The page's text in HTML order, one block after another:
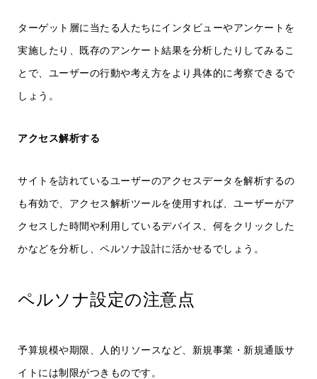
ターゲット層に当たる人たちにインタビューやアンケートを
実施したり、既存のアンケート結果を分析したりしてみるこ
とで、ユーザーの行動や考え方をより具体的に考察できるで
しょう。
アクセス解析する
サイトを訪れているユーザーのアクセスデータを解析するの
も有効で、アクセス解析ツールを使用すれば、ユーザーがア
クセスした時間や利用しているデバイス、何をクリックした
かなどを分析し、ペルソナ設計に活かせるでしょう。
ペルソナ設定の注意点
予算規模や期限、人的リソースなど、新規事業・新規通販サ
イトには制限がつきものです。